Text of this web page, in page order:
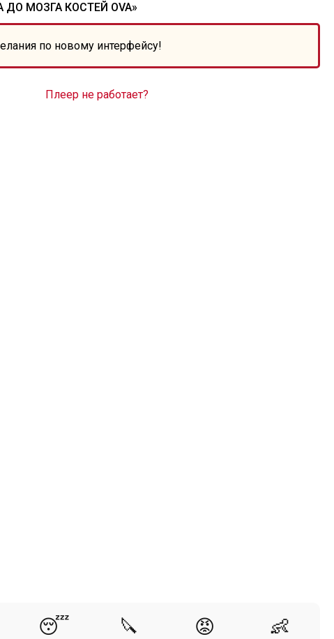
МОЗГА КОСТЕЙ OVA»
по новому интерфейсу!
Плеер не работает?
😴 🔪 😡 👶